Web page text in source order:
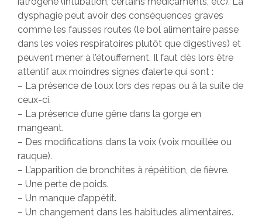
dysphagie peut avoir des conséquences graves
comme les fausses routes (le bol alimentaire passe
dans les voies respiratoires plutôt que digestives) et
peuvent mener à l’étouffement. Il faut dès lors être
attentif aux moindres signes d’alerte qui sont :
– La présence de toux lors des repas ou à la suite de
ceux-ci.
– La présence d’une gêne dans la gorge en
mangeant.
– Des modifications dans la voix (voix mouillée ou
rauque).
– L’apparition de bronchites à répétition, de fièvre.
– Une perte de poids.
– Un manque d’appétit.
– Un changement dans les habitudes alimentaires.